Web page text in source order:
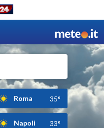
Roma 35°
Napoli 33°